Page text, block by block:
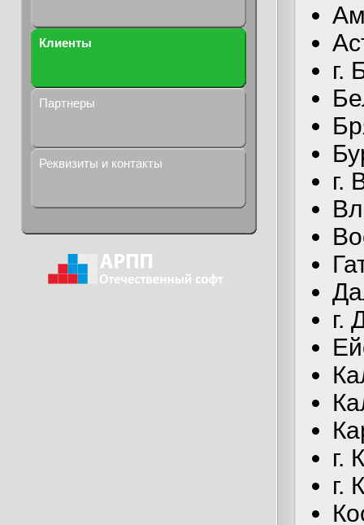
Клиенты
Партнеры
Реквизиты и контакты
г.
г.
г.
г.
г.